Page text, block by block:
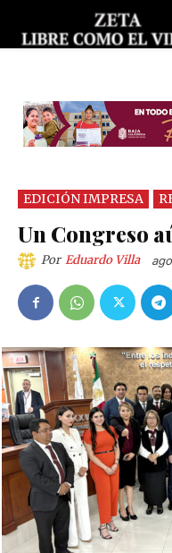
EDICIÓN IMPRESA
Un Congreso
Por Eduardo Villa